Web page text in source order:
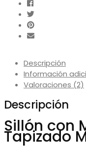
Descripción
Información
Valoraciones (2)
Descripción
Sillón con
Tapizado